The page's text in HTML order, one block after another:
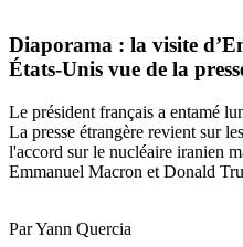
Diaporama : la visite
États-Unis vue de la
Le président français a entamé
La presse étrangère revient sur
l'accord sur le nucléaire iranien
Emmanuel Macron et Donald
Par Yann Quercia